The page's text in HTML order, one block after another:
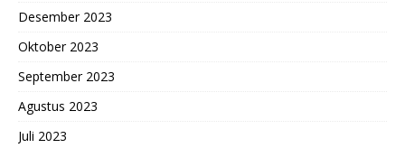
Desember 2023
Oktober 2023
September 2023
Agustus 2023
Juli 2023